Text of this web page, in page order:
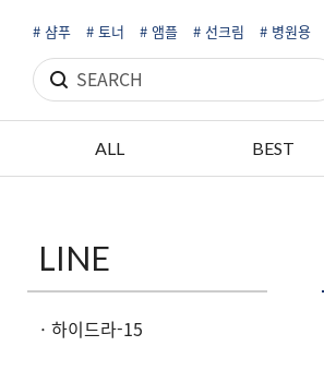
# 샴푸 # 토너 # 앰플 # 선크림 # 병원용
ALL BEST
LINE
· 하이드라-15